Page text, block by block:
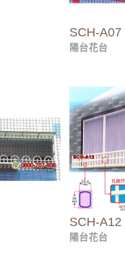
SCH-A07
陽台花台
SCH-A12
陽台花台